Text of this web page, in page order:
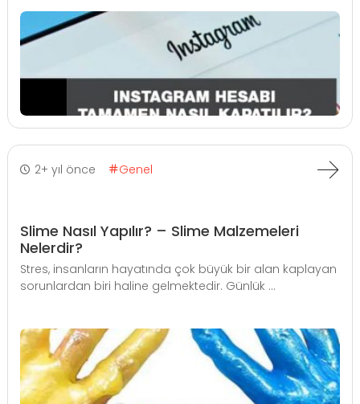
2+ yıl önce Genel
Slime Nasıl Yapılır? – Slime Malzemeleri
Nelerdir?
Stres, insanların hayatında çok büyük bir alan kaplayan
sorunlardan biri haline gelmektedir. Günlük ...